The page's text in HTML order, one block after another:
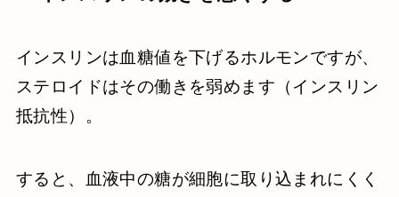
インスリンは血糖値を下げるホルモンですが、
ステロイドはその働きを弱めます（インスリン
抵抗性）。
すると、血液中の糖が細胞に取り込まれにくく